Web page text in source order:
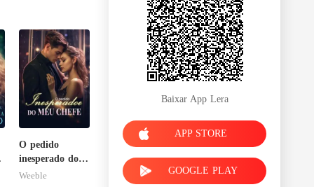
O pedido
inesperado do
meu chefe
Weeble
Baixar App Lera
APP STORE
GOOGLE PLAY